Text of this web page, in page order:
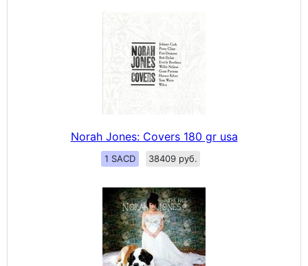
Norah Jones: Covers 180 gr usa
1 SACD 38409 руб.